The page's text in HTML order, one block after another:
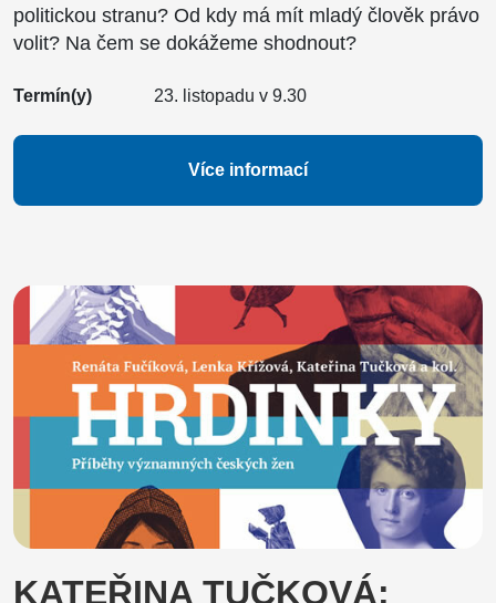
politickou stranu? Od kdy má mít mladý člověk právo
volit? Na čem se dokážeme shodnout?
Termín(y) 23. listopadu v 9.30
Více informací
KATEŘINA TUČKOVÁ: